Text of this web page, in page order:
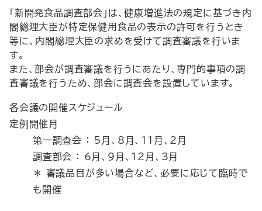
「新開発食品調査部会」は、健康増進法の規定に基づき内
閣総理大臣が特定保健用食品の表示の許可を行うとき
等に、内閣総理大臣の求めを受けて調査審議を行いま
す。
また、部会が調査審議を行うにあたり、専門的事項の調
査審議を行うため、部会に調査会を設置しています。
各会議の開催スケジュール
定例開催月
第一調査会 ： 5月、8月、11月、2月
調査部会 ： 6月、9月、12月、3月
＊ 審議品目が多い場合など、必要に応じて臨時で
も開催